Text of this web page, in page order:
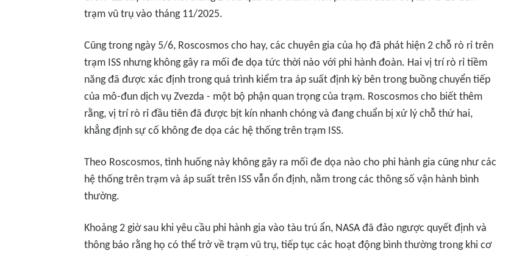
trạm vũ trụ vào tháng 11/2025.
Cũng trong ngày 5/6, Roscosmos cho hay, các chuyên gia của họ đã phát hiện 2 chỗ rò rỉ trên
trạm ISS nhưng không gây ra mối đe dọa tức thời nào với phi hành đoàn. Hai vị trí rò rỉ tiềm
năng đã được xác định trong quá trình kiểm tra áp suất định kỳ bên trong buồng chuyển tiếp
của mô-đun dịch vụ Zvezda - một bộ phận quan trọng của trạm. Roscosmos cho biết thêm
rằng, vị trí rò rỉ đầu tiên đã được bịt kín nhanh chóng và đang chuẩn bị xử lý chỗ thứ hai,
khẳng định sự cố không đe dọa các hệ thống trên trạm ISS.
Theo Roscosmos, tình huống này không gây ra mối đe dọa nào cho phi hành gia cũng như các
hệ thống trên trạm và áp suất trên ISS vẫn ổn định, nằm trong các thông số vận hành bình
thường.
Khoảng 2 giờ sau khi yêu cầu phi hành gia vào tàu trú ẩn, NASA đã đảo ngược quyết định và
thông báo rằng họ có thể trở về trạm vũ trụ, tiếp tục các hoạt động bình thường trong khi cơ